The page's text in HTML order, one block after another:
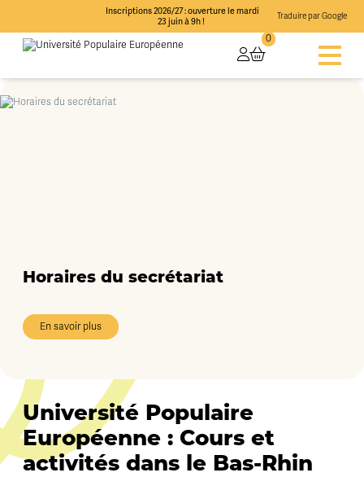
Inscriptions 2026/27 : ouverture le mardi
23 juin à 9h !
Traduire par Google
0
Horaires du secrétariat
En savoir plus
Université Populaire
Européenne : Cours et
activités dans le Bas-Rhin